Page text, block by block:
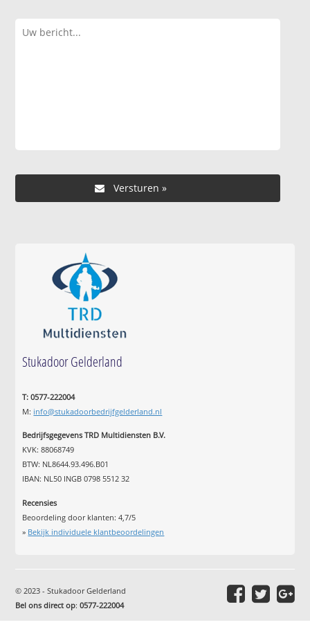
Stukadoor Gelderland
T: 0577-222004
M: info@stukadoorbedrijfgelderland.nl
Bedrijfsgegevens TRD Multidiensten B.V.
KVK: 88068749
BTW: NL8644.93.496.B01
IBAN: NL50 INGB 0798 5512 32
Recensies
Beoordeling door klanten:4,7/5
» Bekijk individuele klantbeoordelingen
© 2023 - Stukadoor Gelderland
Bel ons direct op:0577-222004